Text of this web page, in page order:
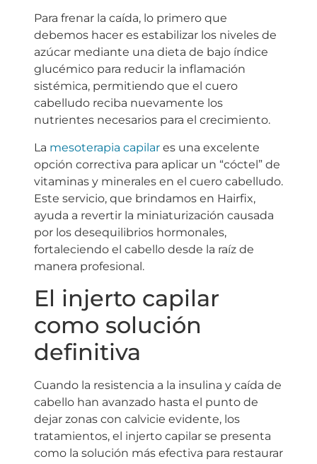
Para frenar la caída, lo primero que
debemos hacer es estabilizar los niveles de
azúcar mediante una dieta de bajo índice
glucémico para reducir la inflamación
sistémica, permitiendo que el cuero
cabelludo reciba nuevamente los
nutrientes necesarios para el crecimiento.
La mesoterapia capilar es una excelente
opción correctiva para aplicar un “cóctel” de
vitaminas y minerales en el cuero cabelludo.
Este servicio, que brindamos en Hairfix,
ayuda a revertir la miniaturización causada
por los desequilibrios hormonales,
fortaleciendo el cabello desde la raíz de
manera profesional.
El injerto capilar
como solución
definitiva
Cuando la resistencia a la insulina y caída de
cabello han avanzado hasta el punto de
dejar zonas con calvicie evidente, los
tratamientos, el injerto capilar se presenta
como la solución más efectiva para restaurar